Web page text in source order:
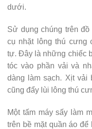
dưới.
Sử dụng chúng trên
cụ nhặt lông thú cưng
tự. Đây là những chiếc
tóc vào phần vải và
dàng làm sạch. Xịt vải
cũng đẩy lùi lông thú
Một tấm máy sấy làm
trên bề mặt quần áo